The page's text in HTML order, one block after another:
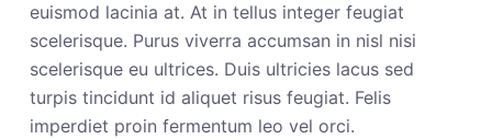
euismod lacinia at. At in tellus integer feugiat
scelerisque. Purus viverra accumsan in nisl nisi
scelerisque eu ultrices. Duis ultricies lacus sed
turpis tincidunt id aliquet risus feugiat. Felis
imperdiet proin fermentum leo vel orci.